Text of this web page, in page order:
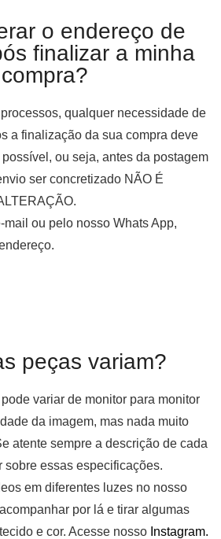
o endereço de
finalizar a minha
compra?
qualquer necessidade de
a finalização da sua compra deve
ou seja, antes da postagem
ser concretizado NÃO É
mail ou pelo nosso Whats App,
peças variam?
variar de monitor para monitor
da imagem, mas nada muito
atente sempre a descrição de cada
sobre essas especificações.
em diferentes luzes no nosso
por lá e tirar algumas
e cor. Acesse nosso Instagram.